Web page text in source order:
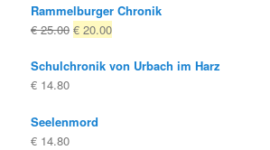
war:
€ 14.80
ist:
€ 9.80.
Rammelburger Chronik
€25.00 Ursprünglicher
war:
€ 20.00Aktueller
ist:
Schulchronik von Urbach im Harz
€ 14.80
Seelenmord
€ 14.80